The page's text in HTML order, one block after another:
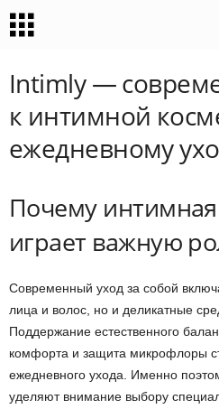
Intimly —
к интимной
ежедневному
Почему интимная
играет важную
Современный уход за собой
лица и волос, но и деликатные
Поддержание естественного
комфорта и защита микрофлоры
ежедневного ухода. Именно
уделяют внимание выбору